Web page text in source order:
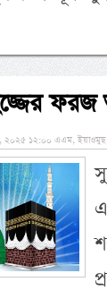
ফরজ
২০২৫ ১২:০০ এএম, ইয়াওমুছ